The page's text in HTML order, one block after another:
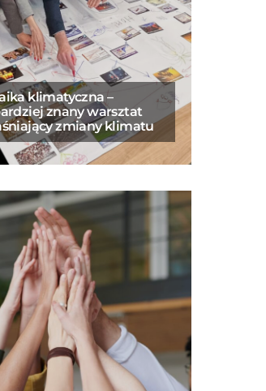
klimatyczna –
znany warsztat
zmiany klimatu